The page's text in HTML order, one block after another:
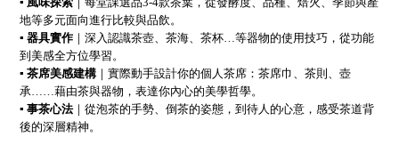
地等多元面向進行比較與品飲。
▪ 器具實作 ｜深入認識茶壺、茶海、茶杯…等器物的使用技巧，從功能
到美感全方位學習。
▪ 茶席美感建構｜實際動手設計你的個人茶席：茶席巾、茶則、壺
承……藉由茶與器物，表達你內心的美學哲學。
▪ 事茶心法｜從泡茶的手勢、倒茶的姿態，到待人的心意，感受茶道背
後的深層精神。